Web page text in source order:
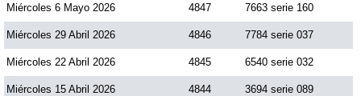
Miércoles 6 Mayo 2026 4847 7663 serie 160
Miércoles 29 Abril 2026 4846 7784 serie 037
Miércoles 22 Abril 2026 4845 6540 serie 032
Miércoles 15 Abril 2026 4844 3694 serie 089